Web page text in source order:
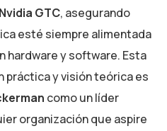
Nvidia GTC, asegurando
esté siempre alimentada
hardware y software. Esta
práctica y visión teórica es
como un líder
organización que aspire